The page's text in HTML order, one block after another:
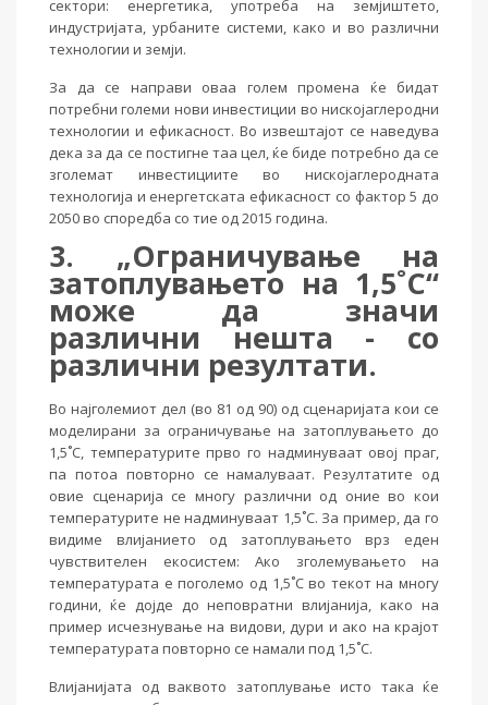
сектори: енергетика, употреба на земјиштето,
индустријата, урбаните системи, како и во различни
технологии и земји.
За да се направи оваа голем промена ќе бидат
потребни големи нови инвестиции во нискојаглеродни
технологии и ефикасност. Во извештајот се наведува
дека за да се постигне таа цел, ќе биде потребно да се
зголемат инвестициите во нискојаглеродната
технологија и енергетската ефикасност со фактор 5 до
2050 во споредба со тие од 2015 година.
3. „Ограничување на
затоплувањето на 1,5˚C“
може да значи
различни нешта - со
различни резултати.
Во најголемиот дел (во 81 од 90) од сценаријата кои се
моделирани за ограничување на затоплувањето до
1,5˚C, температурите прво го надминуваат овој праг,
па потоа повторно се намалуваат. Резултатите од
овие сценарија се многу различни од оние во кои
температурите не надминуваат 1,5˚C. За пример, да го
видиме влијанието од затоплувањето врз еден
чувствителен екосистем: Ако зголемувањето на
температурата е поголемо од 1,5˚C во текот на многу
години, ќе дојде до неповратни влијанија, како на
пример исчезнување на видови, дури и ако на крајот
температурата повторно се намали под 1,5˚C.
Влијанијата од ваквото затоплување исто така ќе